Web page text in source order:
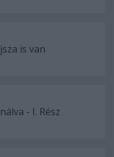
is van
- I. Rész